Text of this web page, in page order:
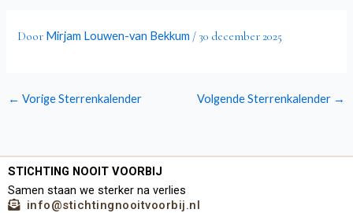
Door Mirjam Louwen-van Bekkum / 30 december 2025
← Vorige Sterrenkalender Volgende Sterrenkalender →
STICHTING NOOIT VOORBIJ
Samen staan we sterker na verlies
info@stichtingnooitvoorbij.nl